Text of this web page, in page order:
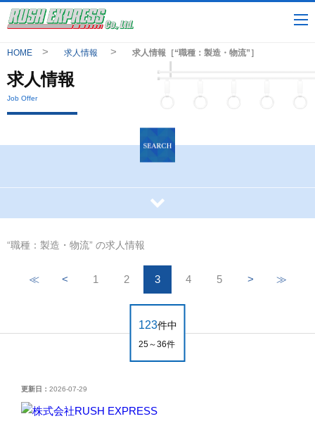
HOME 求人情報 求人情報［“職種：製造・物流”］
求人情報
Job Offer
“職種：製造・物流” の求人情報
123件中
25～36件
≪ < 1 2 3 4 5 > ≫
更新日： 2026-07-29